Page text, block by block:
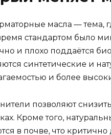
масла — тема,
стандартом было
и плохо поддаётся
синтетические и
и более
позволяют
Кроме того,
в почве, что